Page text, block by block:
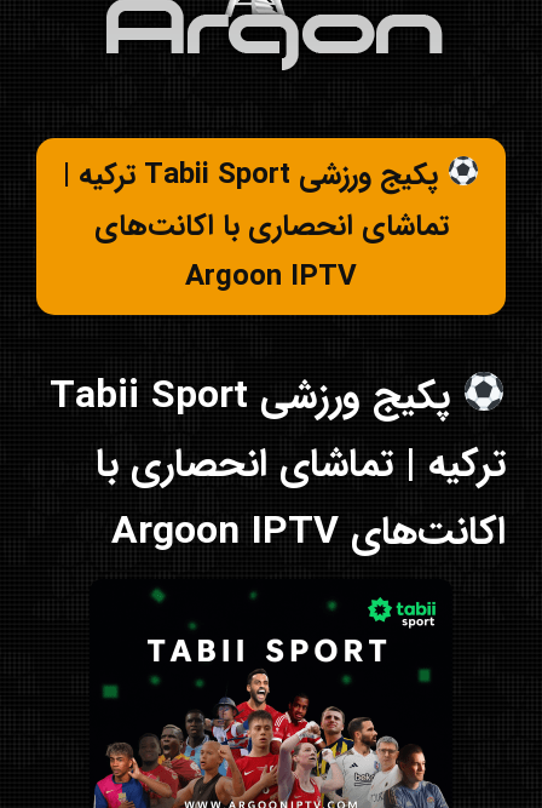
پکیج ورزشی Tabii Sport ترکیه |
تماشای انحصاری با اکانت‌های
Argoon IPTV
پکیج ورزشی Tabii Sport
ترکیه | تماشای انحصاری با
اکانت‌های Argoon IPTV